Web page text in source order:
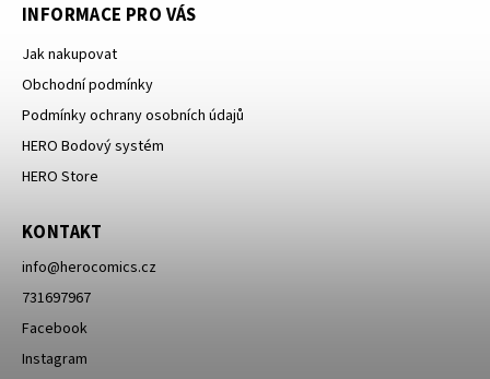
INFORMACE PRO VÁS
Jak nakupovat
Obchodní podmínky
Podmínky ochrany osobních údajů
HERO Bodový systém
HERO Store
KONTAKT
info@herocomics.cz
731697967
Facebook
Instagram